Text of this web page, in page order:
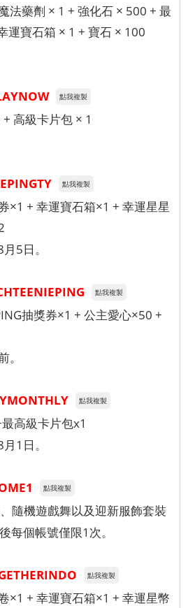
法藥劑 × 1 + 強化石 × 500 + 最
運寶石箱 × 1 + 寶石 × 100
點我複製
高級卡片包 × 1
點我複製
×1 + 幸運寶石箱×1 + 幸運星星
5日。
點我複製
抽獎券×1 + 公主愛心×50 +
。
點我複製
高級卡片包x1
1日。
點我複製
隨機遊戲舞以及迎新服飾套裝
每個帳號僅限1次。
點我複製
×1 + 幸運寶石箱×1 + 幸運星幣